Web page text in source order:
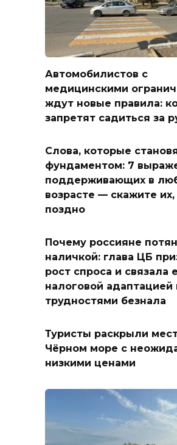
Автомобилистов с
медицинскими
ждут новые правила:
запретят садиться за
Слова, которые
фундаментом: 7
поддерживающих в
возрасте — скажите их,
поздно
Почему россияне
наличкой: глава ЦБ
рост спроса и связала
налоговой адаптацией
трудностями безнала
Туристы раскрыли
Чёрном море с
низкими ценами